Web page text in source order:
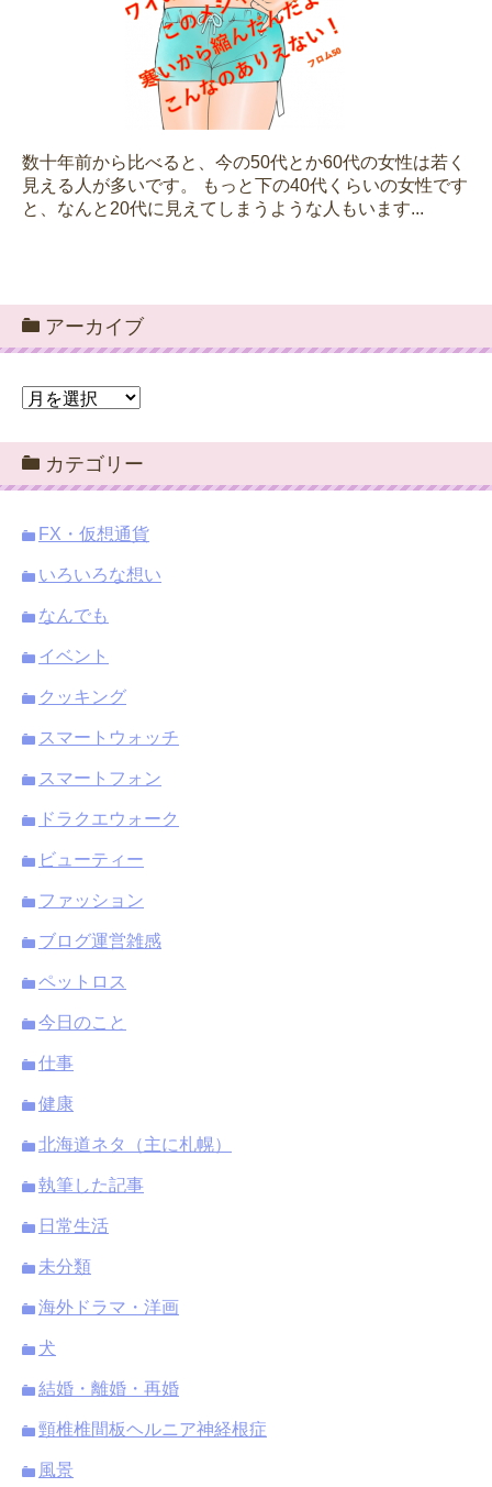
数十年前から比べると、今の50代とか60代の女性は若く
見える人が多いです。 もっと下の40代くらいの女性です
と、なんと20代に見えてしまうような人もいます...
アーカイブ
ア
カ
イ
ブ
カテゴリー
FX・仮想通貨
いろいろな想い
なんでも
イベント
クッキング
スマートウォッチ
スマートフォン
ドラクエウォーク
ビューティー
ファッション
ブログ運営雑感
ペットロス
今日のこと
仕事
健康
北海道ネタ（主に札幌）
執筆した記事
日常生活
未分類
海外ドラマ・洋画
犬
結婚・離婚・再婚
頸椎椎間板ヘルニア神経根症
風景